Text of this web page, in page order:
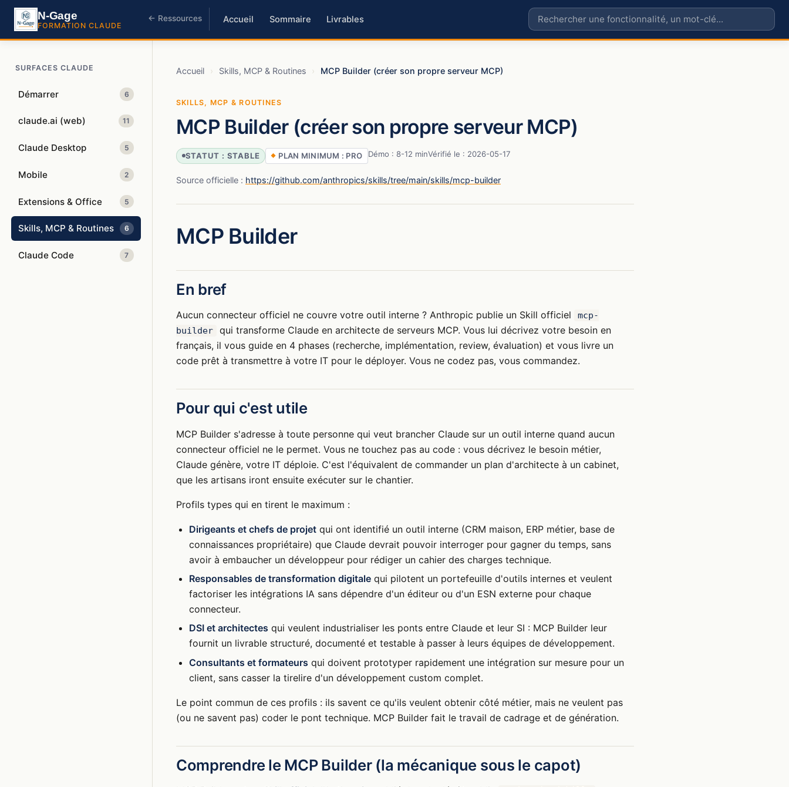
N-Gage
FORMATION CLAUDE
← Ressources Accueil Sommaire Livrables
SURFACES CLAUDE
Démarrer 6
claude.ai (web) 11
Claude Desktop 5
Mobile 2
Extensions & Office 5
Skills, MCP & Routines 6
Claude Code 7
Accueil › Skills, MCP & Routines › MCP Builder (créer son propre serveur MCP)
SKILLS, MCP & ROUTINES
MCP Builder (créer son propre serveur MCP)
STATUT : STABLE PLAN MINIMUM : PRO Démo : 8-12 minVérifié le : 2026-05-17
Source officielle : https://github.com/anthropics/skills/tree/main/skills/mcp-builder
MCP Builder
En bref
Aucun connecteur officiel ne couvre votre outil interne ? Anthropic publie un Skill officiel
mcp-
builder
qui transforme Claude en architecte de serveurs MCP. Vous lui décrivez votre besoin en
français, il vous guide en 4 phases (recherche, implémentation, review, évaluation) et vous livre un
code prêt à transmettre à votre IT pour le déployer. Vous ne codez pas, vous commandez.
Pour qui c'est utile
MCP Builder s'adresse à toute personne qui veut brancher Claude sur un outil interne quand aucun
connecteur officiel ne le permet. Vous ne touchez pas au code : vous décrivez le besoin métier,
Claude génère, votre IT déploie. C'est l'équivalent de commander un plan d'architecte à un cabinet,
que les artisans iront ensuite exécuter sur le chantier.
Profils types qui en tirent le maximum :
Dirigeants et chefs de projet qui ont identifié un outil interne (CRM maison, ERP métier, base de
connaissances propriétaire) que Claude devrait pouvoir interroger pour gagner du temps, sans
avoir à embaucher un développeur pour rédiger un cahier des charges technique.
Responsables de transformation digitale qui pilotent un portefeuille d'outils internes et veulent
factoriser les intégrations IA sans dépendre d'un éditeur ou d'un ESN externe pour chaque
connecteur.
DSI et architectes qui veulent industrialiser les ponts entre Claude et leur SI : MCP Builder leur
fournit un livrable structuré, documenté et testable à passer à leurs équipes de développement.
Consultants et formateurs qui doivent prototyper rapidement une intégration sur mesure pour un
client, sans casser la tirelire d'un développement custom complet.
Le point commun de ces profils : ils savent ce qu'ils veulent obtenir côté métier, mais ne veulent pas
(ou ne savent pas) coder le pont technique. MCP Builder fait le travail de cadrage et de génération.
Comprendre le MCP Builder (la mécanique sous le capot)